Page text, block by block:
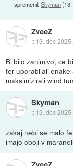
spremenil:Skyman(
ZveeZ
:: 13. dec
Bi bilo zanimivo, ce
ter uporabljali enake
maksimizirali wind
Skyman
:: 13. dec
zakaj nebi se malo
imajo oboji v